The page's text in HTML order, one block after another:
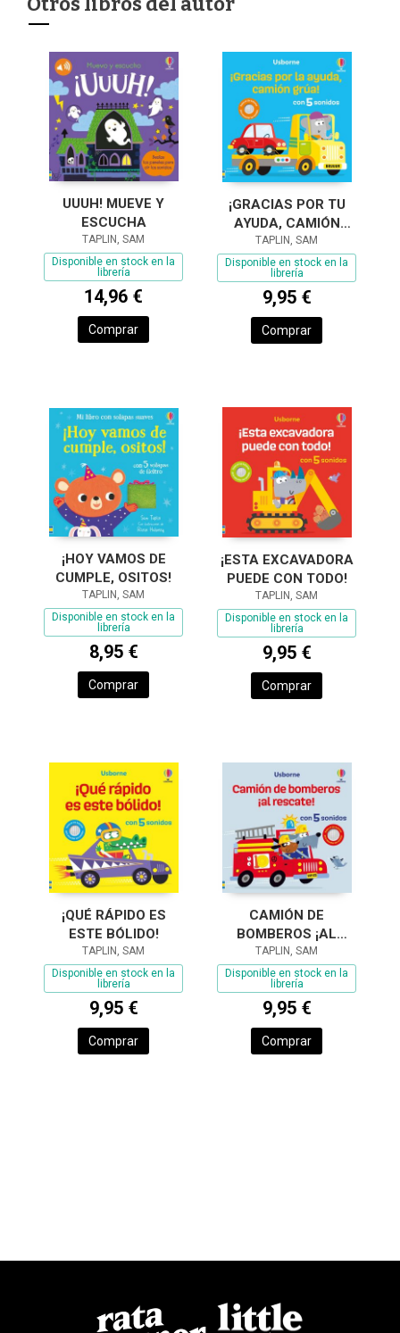
UUUH! MUEVE Y
ESCUCHA
TAPLIN, SAM
Disponible en stock en la
librería
14,96 €
Comprar
¡GRACIAS POR TU
AYUDA, CAMIÓN
GRÚA!
TAPLIN, SAM
Disponible en stock en la
librería
9,95 €
Comprar
¡HOY VAMOS DE
CUMPLE, OSITOS!
TAPLIN, SAM
Disponible en stock en la
librería
8,95 €
Comprar
¡ESTA EXCAVADORA
PUEDE CON TODO!
TAPLIN, SAM
Disponible en stock en la
librería
9,95 €
Comprar
¡QUÉ RÁPIDO ES
ESTE BÓLIDO!
TAPLIN, SAM
Disponible en stock en la
librería
9,95 €
Comprar
CAMIÓN DE
BOMBEROS ¡AL
RESCATE!
TAPLIN, SAM
Disponible en stock en la
librería
9,95 €
Comprar